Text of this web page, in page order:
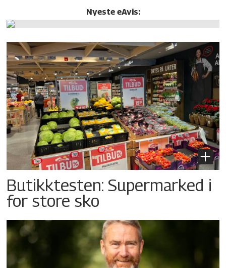
Nyeste eAvis:
Butikktesten: Supermarked i
for store sko